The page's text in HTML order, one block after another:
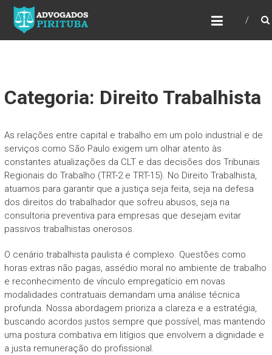
ADVOGADOS PIRITUBA
Precisando de advogado? Entre em contato!
Fazemos toda a assessoria que você
Categoria: Direito Trabalhista
As relações entre capital e trabalho em um polo industrial e de
serviços como São Paulo exigem um olhar atento às
constantes atualizações da CLT e das decisões dos Tribunais
Regionais do Trabalho (TRT-2 e TRT-15). No Direito Trabalhista,
atuamos para garantir que a justiça seja feita, seja na defesa
dos direitos do trabalhador que sofreu abusos, seja na
consultoria preventiva para empresas que desejam evitar
passivos trabalhistas onerosos.
O cenário trabalhista paulista é complexo. Questões como
horas extras não pagas, assédio moral no ambiente de trabalho
e reconhecimento de vínculo empregatício em novas
modalidades contratuais demandam uma análise técnica
profunda. Nossa abordagem prioriza a clareza e a estratégia,
buscando acordos justos sempre que possível, mas mantendo
uma postura combativa em litígios que envolvem a dignidade e
a justa remuneração do profissional.